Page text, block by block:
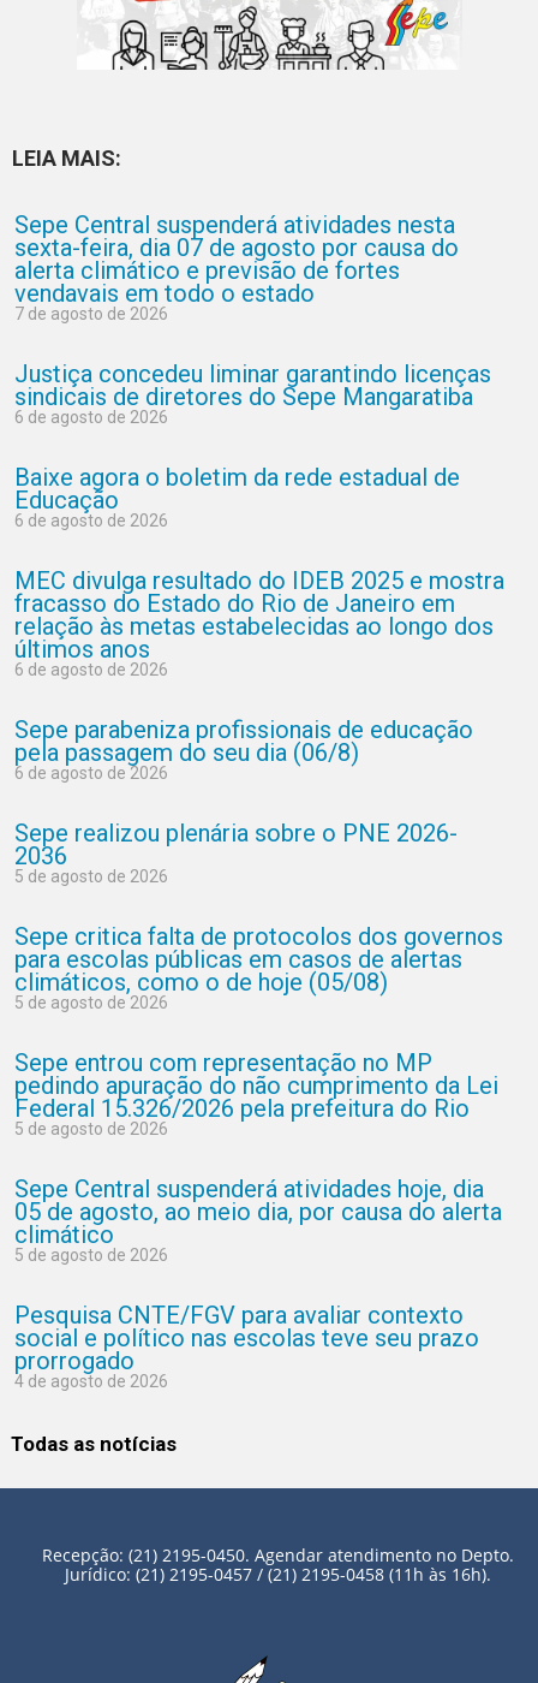
LEIA MAIS:
Sepe Central suspenderá atividades nesta
sexta-feira, dia 07 de agosto por causa do
alerta climático e previsão de fortes
vendavais em todo o estado
7 de agosto de 2026
Justiça concedeu liminar garantindo licenças
sindicais de diretores do Sepe Mangaratiba
6 de agosto de 2026
Baixe agora o boletim da rede estadual de
Educação
6 de agosto de 2026
MEC divulga resultado do IDEB 2025 e mostra
fracasso do Estado do Rio de Janeiro em
relação às metas estabelecidas ao longo dos
últimos anos
6 de agosto de 2026
Sepe parabeniza profissionais de educação
pela passagem do seu dia (06/8)
6 de agosto de 2026
Sepe realizou plenária sobre o PNE 2026-
2036
5 de agosto de 2026
Sepe critica falta de protocolos dos governos
para escolas públicas em casos de alertas
climáticos, como o de hoje (05/08)
5 de agosto de 2026
Sepe entrou com representação no MP
pedindo apuração do não cumprimento da Lei
Federal 15.326/2026 pela prefeitura do Rio
5 de agosto de 2026
Sepe Central suspenderá atividades hoje, dia
05 de agosto, ao meio dia, por causa do alerta
climático
5 de agosto de 2026
Pesquisa CNTE/FGV para avaliar contexto
social e político nas escolas teve seu prazo
prorrogado
4 de agosto de 2026
Todas as notícias
Recepção: (21) 2195-0450. Agendar atendimento no Depto.
Jurídico: (21) 2195-0457 / (21) 2195-0458 (11h às 16h).